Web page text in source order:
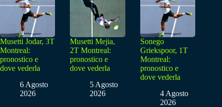
Musetti Jodar, 3T
Montreal:
pronostico e
dove vederla
6 Agosto
2026
Musetti Mejia,
2T Montreal:
pronostico e
dove vederla
5 Agosto
2026
Sonego
Griekspoor, 1T
Montreal:
pronostico e
dove vederla
4 Agosto
2026